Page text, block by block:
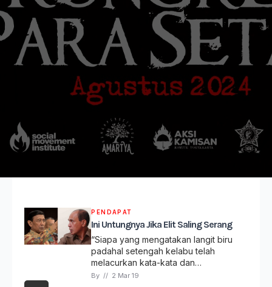
PENDAPAT
Ini Untungnya Jika Elit Saling Serang
“Siapa yang mengatakan langit biru
padahal setengah kelabu telah
melacurkan kata-kata dan…
By // 2 Mar 19